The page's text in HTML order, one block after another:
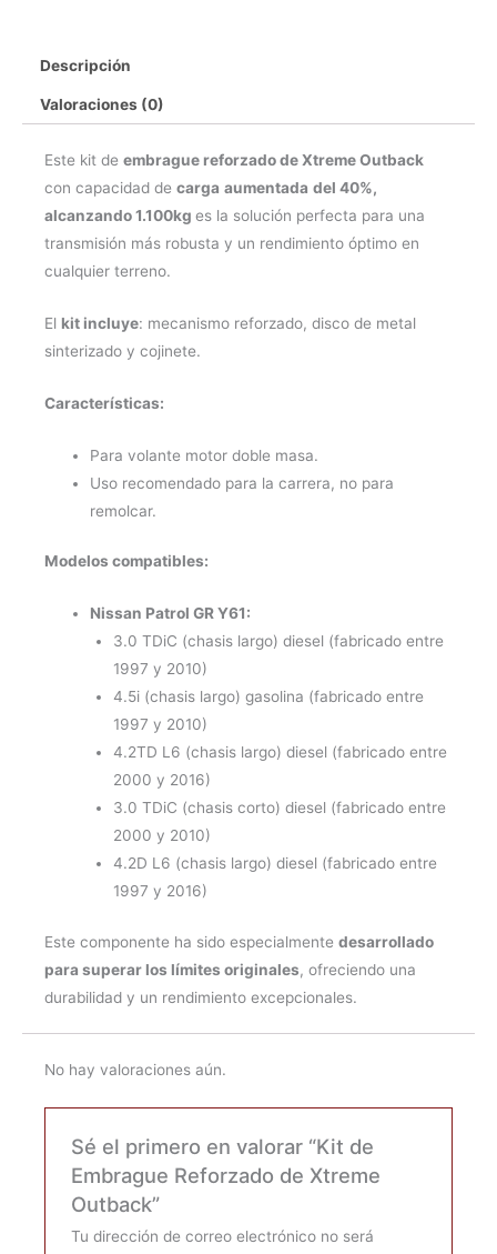
de
Xtreme
Outback
cantidad
Descripción
Valoraciones (0)
Este kit de embrague reforzado de Xtreme Outback
con capacidad de carga aumentada del 40%,
alcanzando 1.100kg es la solución perfecta para una
transmisión más robusta y un rendimiento óptimo en
cualquier terreno.
El kit incluye: mecanismo reforzado, disco de metal
sinterizado y cojinete.
Características:
Para volante motor doble masa.
Uso recomendado para la carrera, no para
remolcar.
Modelos compatibles:
Nissan Patrol GR Y61:
3.0 TDiC (chasis largo) diesel (fabricado entre
1997 y 2010)
4.5i (chasis largo) gasolina (fabricado entre
1997 y 2010)
4.2TD L6 (chasis largo) diesel (fabricado entre
2000 y 2016)
3.0 TDiC (chasis corto) diesel (fabricado entre
2000 y 2010)
4.2D L6 (chasis largo) diesel (fabricado entre
1997 y 2016)
Este componente ha sido especialmente desarrollado
para superar los límites originales, ofreciendo una
durabilidad y un rendimiento excepcionales.
No hay valoraciones aún.
Sé el primero en valorar “Kit de
Embrague Reforzado de Xtreme
Outback”
Tu dirección de correo electrónico no será